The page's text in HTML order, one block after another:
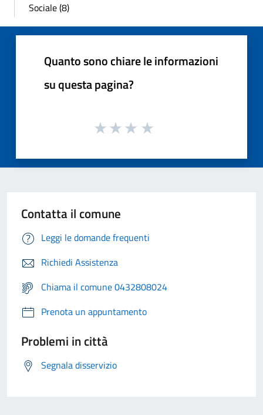
Sociale (8)
Quanto sono chiare le informazioni
su questa pagina?
Contatta il comune
Leggi le domande frequenti
Richiedi Assistenza
Chiama il comune 0432808024
Prenota un appuntamento
Problemi in città
Segnala disservizio